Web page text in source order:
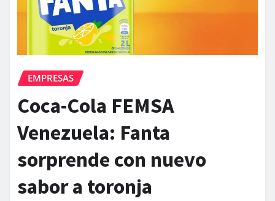
EMPRESAS
Coca-Cola FEMSA
Venezuela: Fanta
sorprende con nuevo
sabor a toronja